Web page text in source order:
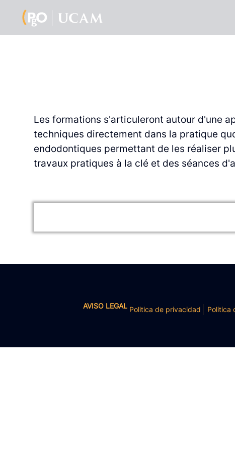
Les formations s'articuleront autour d'une
techniques directement dans la pratique
endodontiques permettant de les réaliser
travaux pratiques à la clé et des séances
AVISO LEGALPolitica de privacidad Politica